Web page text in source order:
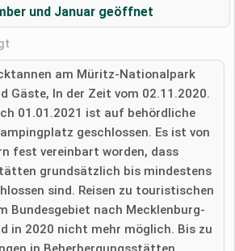
stellen Abbrechen
Sie, öffentliche Fragen sind
eine
individuelle Frage
an den
stellen.
und Januar geöffnet
am Müritz-Nationalpark
Gäste, In der Zeit vom 02.11.2020.
01.01.2021 ist auf behördliche
geschlossen. Es ist von
fest vereinbart worden, dass
grundsätzlich bis mindestens
sind. Reisen zu touristischen
Bundesgebiet nach Mecklenburg-
in 2020 nicht mehr möglich. Bis zu